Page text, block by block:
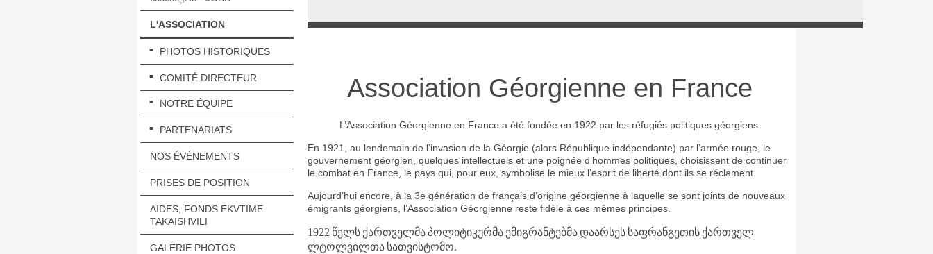
L'ASSOCIATION
PHOTOS HISTORIQUES
COMITÉ DIRECTEUR
NOTRE ÉQUIPE
PARTENARIATS
NOS ÉVÉNEMENTS
PRISES DE POSITION
AIDES, FONDS EKVTIME
TAKAISHVILI
GALERIE PHOTOS
Association Géorgienne en France
L’Association Géorgienne en France a été fondée en 1922 par les réfugiés politiques géorgiens.
En 1921, au lendemain de l’invasion de la Géorgie (alors République indépendante) par l’armée rouge, le
gouvernement géorgien, quelques intellectuels et une poignée d’hommes politiques, choisissent de continuer
le combat en France, le pays qui, pour eux, symbolise le mieux l’esprit de liberté dont ils se réclament.
Aujourd’hui encore, à la 3e génération de français d’origine géorgienne à laquelle se sont joints de nouveaux
émigrants géorgiens, l’Association Géorgienne reste fidèle à ces mêmes principes.
1922 წელს ქართველმაპოლიტიკურმა ემიგრანტებმადაარსეს საფრანგეთის ქართველ
ლტოლვილთა სათვისტომო.